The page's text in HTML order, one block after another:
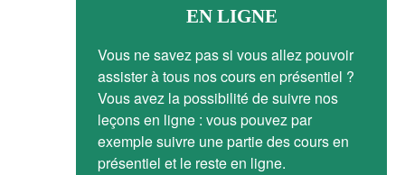
EN LIGNE
Vous ne savez pas si vous allez pouvoir
assister à tous nos cours en présentiel ?
Vous avez la possibilité de suivre nos
leçons en ligne : vous pouvez par
exemple suivre une partie des cours en
présentiel et le reste en ligne.